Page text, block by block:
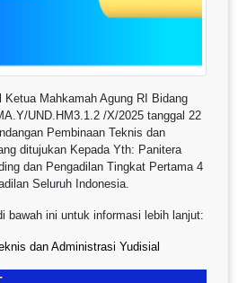
Ketua Mahkamah Agung RI Bidang
UND.HM3.1.2 /X/2025 tanggal 22
Pembinaan Teknis dan
ditujukan Kepada Yth: Panitera
dan Pengadilan Tingkat Pertama 4
Seluruh Indonesia.
bawah ini untuk informasi lebih lanjut:
dan Administrasi Yudisial